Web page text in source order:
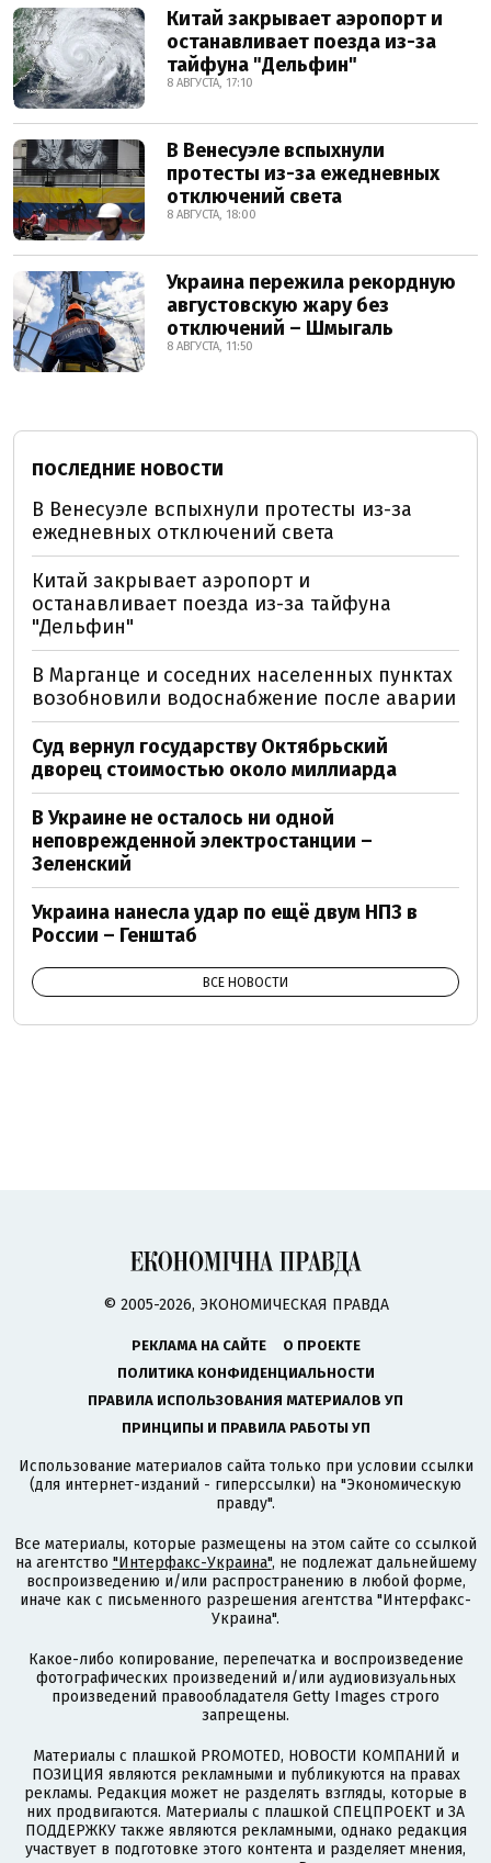
Китай закрывает аэропорт и
останавливает поезда из-за
тайфуна "Дельфин"
8 АВГУСТА, 17:10
В Венесуэле вспыхнули
протесты из-за ежедневных
отключений света
8 АВГУСТА, 18:00
Украина пережила рекордную
августовскую жару без
отключений – Шмыгаль
8 АВГУСТА, 11:50
ПОСЛЕДНИЕ НОВОСТИ
В Венесуэле вспыхнули протесты из-за
ежедневных отключений света
Китай закрывает аэропорт и
останавливает поезда из-за тайфуна
"Дельфин"
В Марганце и соседних населенных пунктах
возобновили водоснабжение после аварии
Суд вернул государству Октябрьский
дворец стоимостью около миллиарда
В Украине не осталось ни одной
неповрежденной электростанции –
Зеленский
Украина нанесла удар по ещё двум НПЗ в
России – Генштаб
ВСЕ НОВОСТИ
© 2005-2026, ЭКОНОМИЧЕСКАЯ ПРАВДА
РЕКЛАМА НА САЙТЕ
О ПРОЕКТЕ
ПОЛИТИКА КОНФИДЕНЦИАЛЬНОСТИ
ПРАВИЛА ИСПОЛЬЗОВАНИЯ МАТЕРИАЛОВ УП
ПРИНЦИПЫ И ПРАВИЛА РАБОТЫ УП
Использование материалов сайта только при условии ссылки
(для интернет-изданий - гиперссылки) на "Экономическую
правду".
Все материалы, которые размещены на этом сайте со ссылкой
на агентство "Интерфакс-Украина", не подлежат дальнейшему
воспроизведению и/или распространению в любой форме,
иначе как с письменного разрешения агентства "Интерфакс-
Украина".
Какое-либо копирование, перепечатка и воспроизведение
фотографических произведений и/или аудиовизуальных
произведений правообладателя Getty Images строго
запрещены.
Материалы с плашкой PROMOTED, НОВОСТИ КОМПАНИЙ и
ПОЗИЦИЯ являются рекламными и публикуются на правах
рекламы. Редакция может не разделять взгляды, которые в
них продвигаются. Материалы с плашкой СПЕЦПРОЕКТ и ЗА
ПОДДЕРЖКУ также являются рекламными, однако редакция
участвует в подготовке этого контента и разделяет мнения,